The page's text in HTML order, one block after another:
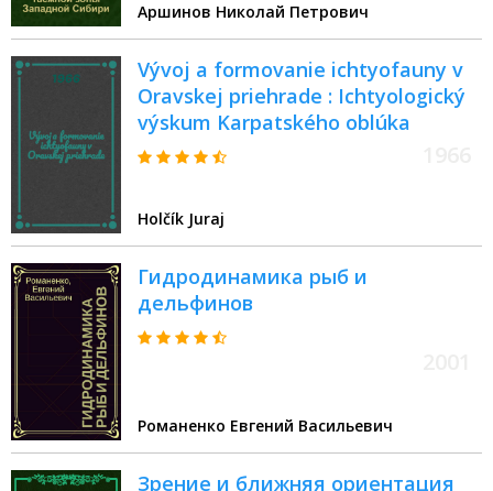
Аршинов Николай Петрович
Vývoj a formovanie ichtyofauny v
Oravskej priehrade : Ichtyologický
výskum Karpatského oblúka
Holčík Juraj
Гидродинамика рыб и
дельфинов
Романенко Евгений Васильевич
Зрение и ближняя ориентация